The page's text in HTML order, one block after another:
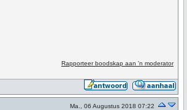
Rapporteer boodskap aan 'n moderator
Ma., 06 Augustus 2018 07:22